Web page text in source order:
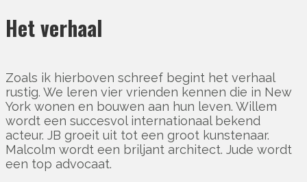
Het verhaal
Zoals ik hierboven schreef begint het verhaal
rustig. We leren vier vrienden kennen die in New
York wonen en bouwen aan hun leven. Willem
wordt een succesvol internationaal bekend
acteur. JB groeit uit tot een groot kunstenaar.
Malcolm wordt een briljant architect. Jude wordt
een top advocaat.